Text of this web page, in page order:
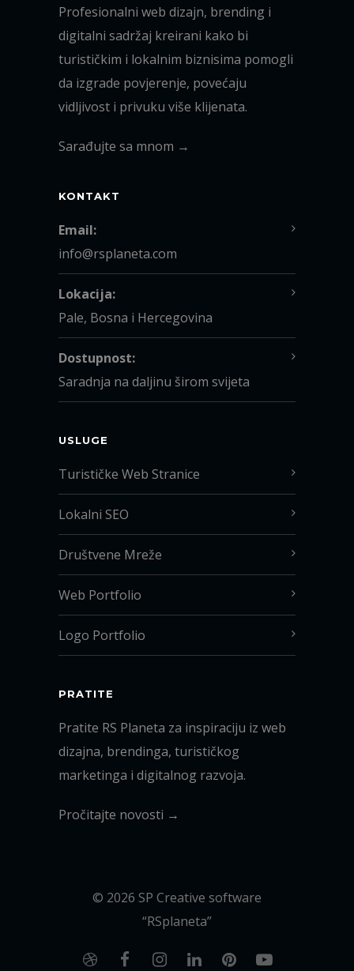
Profesionalni web dizajn, brending i
digitalni sadržaj kreirani kako bi
turističkim i lokalnim biznisima pomogli
da izgrade povjerenje, povećaju
vidljivost i privuku više klijenata.
Sarađujte sa mnom →
KONTAKT
Email:
info@rsplaneta.com
Lokacija:
Pale, Bosna i Hercegovina
Dostupnost:
Saradnja na daljinu širom svijeta
USLUGE
Turističke Web Stranice
Lokalni SEO
Društvene Mreže
Web Portfolio
Logo Portfolio
PRATITE
Pratite RS Planeta za inspiraciju iz web
dizajna, brendinga, turističkog
marketinga i digitalnog razvoja.
Pročitajte novosti →
© 2026 SP Creative software
“RSplaneta”